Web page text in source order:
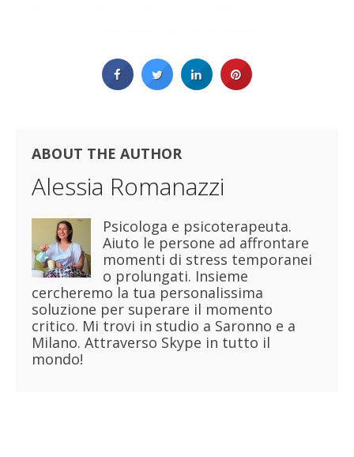
ABOUT THE AUTHOR
Alessia Romanazzi
Psicologa e psicoterapeuta.
Aiuto le persone ad affrontare
momenti di stress temporanei
o prolungati. Insieme
cercheremo la tua personalissima
soluzione per superare il momento
critico. Mi trovi in studio a Saronno e a
Milano. Attraverso Skype in tutto il
mondo!